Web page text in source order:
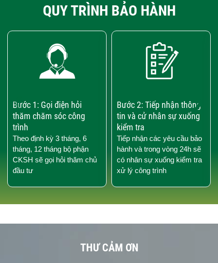
QUY TRÌNH BẢO HÀNH
Bước 1: Gọi điện hỏi
thăm chăm sóc công
trình
Theo định kỳ 3 tháng, 6
tháng, 12 tháng bộ phận
CKSH sẽ gọi hỏi thăm chủ
đầu tư
Bước 2: Tiếp nhận thông
tin và cử nhân sự xuống
kiểm tra
Tiếp nhận các yêu cầu bảo
hành và trong vòng 24h sẽ
có nhân sự xuống kiểm tra
xử lý công trình
›
‹
THƯ CẢM ƠN